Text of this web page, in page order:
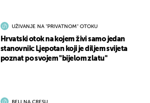
UŽIVANJE NA "PRIVATNOM" OTOKU
Hrvatski otok na kojem živi samo jedan
stanovnik: Ljepotan koji je diljem svijeta
poznat po svojem "bijelom zlatu"